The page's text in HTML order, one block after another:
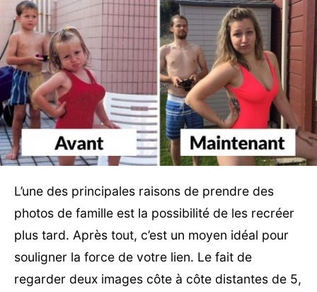
L’une des principales raisons de prendre des
photos de famille est la possibilité de les recréer
plus tard. Après tout, c’est un moyen idéal pour
souligner la force de votre lien. Le fait de
regarder deux images côte à côte distantes de 5,